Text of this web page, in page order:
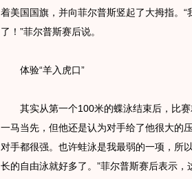
着美国国旗，并向菲尔普斯竖起了大拇指。
了！”菲尔普斯赛后说。
体验“羊入虎口”
其实从第一个100米的蝶泳结束后，比赛
一马当先，但他还是认为对手给了他很大的
对手都很强。也许蛙泳是我最弱的一项，所
长的自由泳就好多了。”菲尔普斯赛后表示